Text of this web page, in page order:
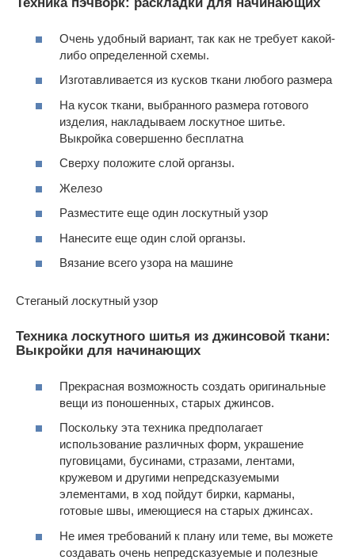
Очень удобный вариант, так как не требует какой-
либо определенной схемы.
Изготавливается из кусков ткани любого размера
На кусок ткани, выбранного размера готового
изделия, накладываем лоскутное шитье.
Выкройка совершенно бесплатна
Сверху положите слой органзы.
Железо
Разместите еще один лоскутный узор
Нанесите еще один слой органзы.
Вязание всего узора на машине
Стеганый лоскутный узор
Техника лоскутного шитья из джинсовой ткани:
Выкройки для начинающих
Прекрасная возможность создать оригинальные
вещи из поношенных, старых джинсов.
Поскольку эта техника предполагает
использование различных форм, украшение
пуговицами, бусинами, стразами, лентами,
кружевом и другими непредсказуемыми
элементами, в ход пойдут бирки, карманы,
готовые швы, имеющиеся на старых джинсах.
Не имея требований к плану или теме, вы можете
создавать очень непредсказуемые и полезные